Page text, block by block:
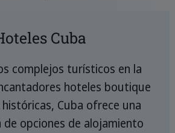
Cuba
complejos turísticos en la
hoteles boutique
Cuba ofrece una
de opciones de alojamiento